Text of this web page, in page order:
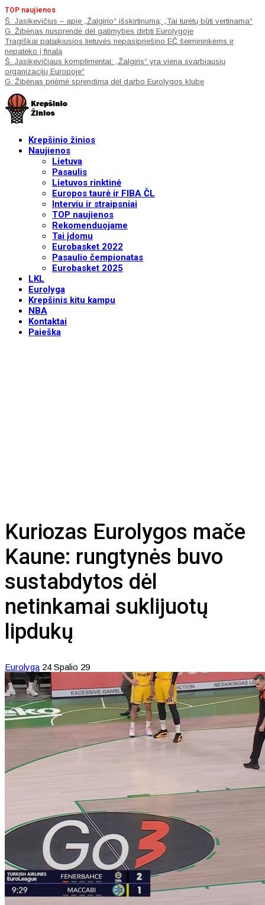
TOP naujienos
Š. Jasikevičius – apie „Žalgirio“ išskirtinumą: „Tai turėtų būti vertinama“
G. Žibėnas nusprendė dėl galimybės dirbti Eurolygoje
Tragiškai pataikiusios lietuvės nepasipriešino EČ šeimininkėms ir
nepateko į finalą
Š. Jasikevičiaus komplimentai: „Žalgiris“ yra viena svarbiausių
organizacijų Europoje“
G. Žibėnas priėmė sprendimą dėl darbo Eurolygos klube
Krepšinio žinios
Naujienos
Lietuva
Pasaulis
Lietuvos rinktinė
Europos taurė ir FIBA ČL
Interviu ir straipsniai
TOP naujienos
Rekomenduojame
Tai įdomu
Eurobasket 2022
Pasaulio čempionatas
Eurobasket 2025
LKL
Eurolyga
Krepšinis kitu kampu
NBA
Kontaktai
Paieška
Kuriozas Eurolygos mače
Kaune: rungtynės buvo
sustabdytos dėl
netinkamai suklijuotų
lipdukų
Eurolyga 24 Spalio 29